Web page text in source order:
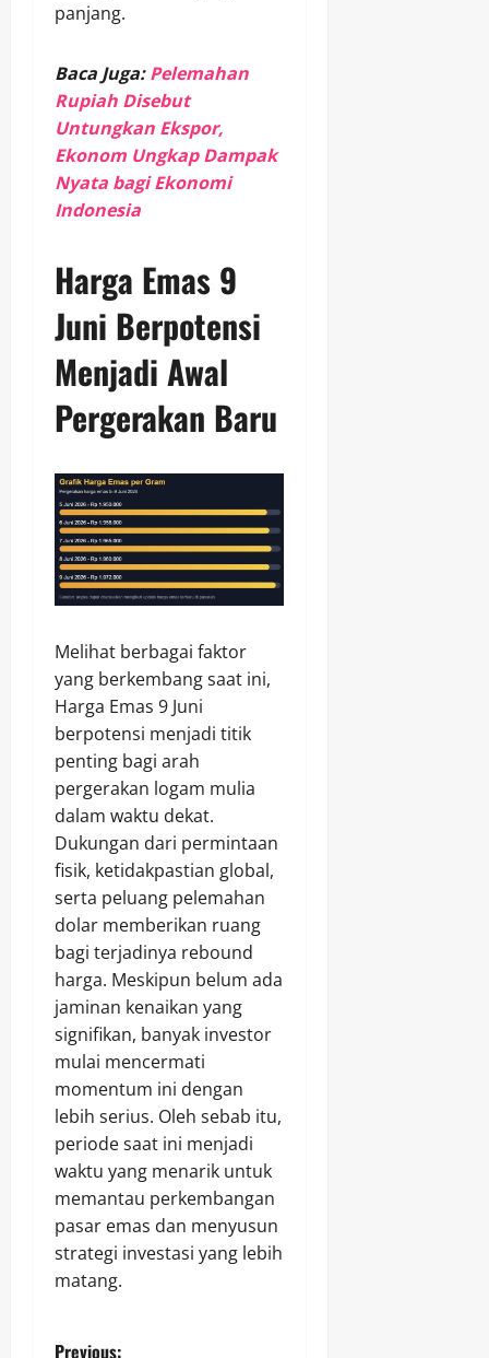
panjang.
Baca Juga:Pelemahan
Rupiah Disebut
Untungkan Ekspor,
Ekonom Ungkap Dampak
Nyata bagi Ekonomi
Indonesia
Harga Emas 9
Juni Berpotensi
Menjadi Awal
Pergerakan Baru
Melihat berbagai faktor
yang berkembang saat ini,
Harga Emas 9 Juni
berpotensi menjadi titik
penting bagi arah
pergerakan logam mulia
dalam waktu dekat.
Dukungan dari permintaan
fisik, ketidakpastian global,
serta peluang pelemahan
dolar memberikan ruang
bagi terjadinya rebound
harga. Meskipun belum ada
jaminan kenaikan yang
signifikan, banyak investor
mulai mencermati
momentum ini dengan
lebih serius. Oleh sebab itu,
periode saat ini menjadi
waktu yang menarik untuk
memantau perkembangan
pasar emas dan menyusun
strategi investasi yang lebih
matang.
Previous: